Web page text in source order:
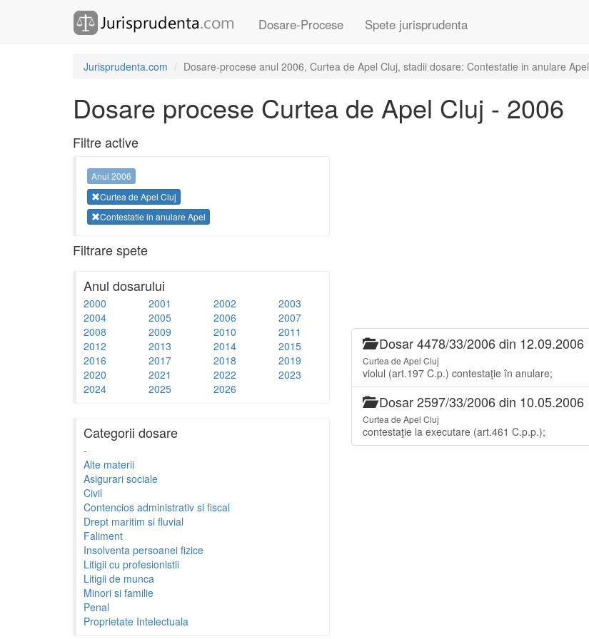
Dosare-Procese Spete jurisprudenta
Jurisprudenta.com Dosare-procese anul 2006, Curtea de Apel Cluj, stadii dosare: Contestatie in anulare Apel
Dosare procese Curtea de Apel Cluj - 2006
Filtre active
Anul 2006
Curtea de Apel Cluj
Contestatie in anulare Apel
Filtrare spete
Anul dosarului
2000 2001 2002
2003
2004
2005 2006
2007
2008
2009 2010
2011
2012
2013 2014
2015
2016
2017 2018
2019
2020
2021 2022
2023
2024
2025 2026
Categorii dosare
-
Alte materii
Asigurari sociale
Civil
Contencios administrativ si fiscal
Drept maritim si fluvial
Faliment
Insolventa persoanei fizice
Litigii cu profesionistii
Litigii de munca
Minori si familie
Penal
Proprietate Intelectuala
Dosar 4478/33/2006 din 12.09.2006
Curtea de Apel Cluj
violul (art.197 C.p.) contestaţie în anulare;
Dosar 2597/33/2006 din 10.05.2006
Curtea de Apel Cluj
contestaţie la executare (art.461 C.p.p.);